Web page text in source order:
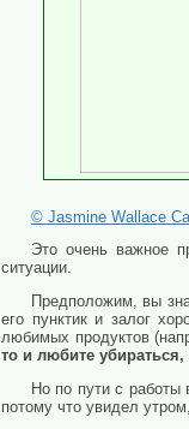
© Jasmine Wallace
Это очень важное
ситуации.
Предположим, вы
его пунктик и залог
любимых продуктов
то и любите
Но по пути с работы
потому что увидел